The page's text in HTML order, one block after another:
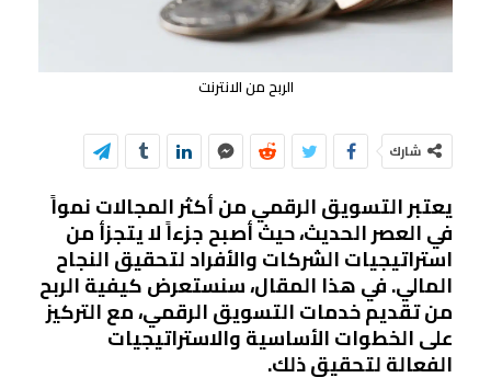
الربح من الانترنت
شارك
يعتبر التسويق الرقمي من أكثر المجالات نمواً
في العصر الحديث، حيث أصبح جزءاً لا يتجزأ من
استراتيجيات الشركات والأفراد لتحقيق النجاح
المالي. في هذا المقال، سنستعرض كيفية الربح
من تقديم خدمات التسويق الرقمي، مع التركيز
على الخطوات الأساسية والاستراتيجيات
الفعالة لتحقيق ذلك.